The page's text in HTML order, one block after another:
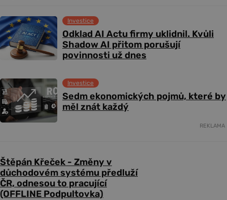
Odklad AI Actu firmy uklidnil. Kvůli
Shadow AI přitom porušují
povinnosti už dnes
Investice
Sedm ekonomických pojmů, které by
měl znát každý
Investice
REKLAMA
Štěpán Křeček - Změny v
důchodovém systému předluží
ČR, odnesou to pracující
(OFFLINE Podpultovka)